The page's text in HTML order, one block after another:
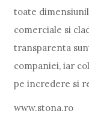
toate
comerciale si
transparenta
companiei, iar
pe incredere si
www.stona.ro